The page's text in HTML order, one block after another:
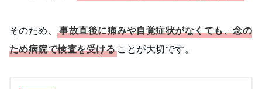
そのため、事故直後に痛みや自覚症状がなくても、念の
ため病院で検査を受ける ことが大切です。